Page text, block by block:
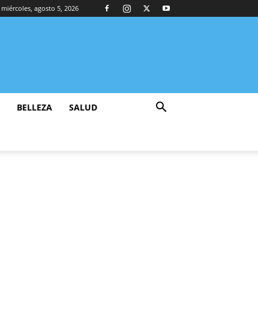
miércoles, agosto 5, 2026
BELLEZA SALUD